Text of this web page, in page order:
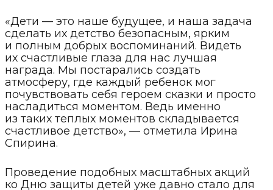
«Дети — это наше будущее, и наша задача
сделать их детство безопасным, ярким
и полным добрых воспоминаний. Видеть
их счастливые глаза для нас лучшая
награда. Мы постарались создать
атмосферу, где каждый ребенок мог
почувствовать себя героем сказки и просто
насладиться моментом. Ведь именно
из таких теплых моментов складывается
счастливое детство», — отметила Ирина
Спирина.
Проведение подобных масштабных акций
ко Дню защиты детей уже давно стало для